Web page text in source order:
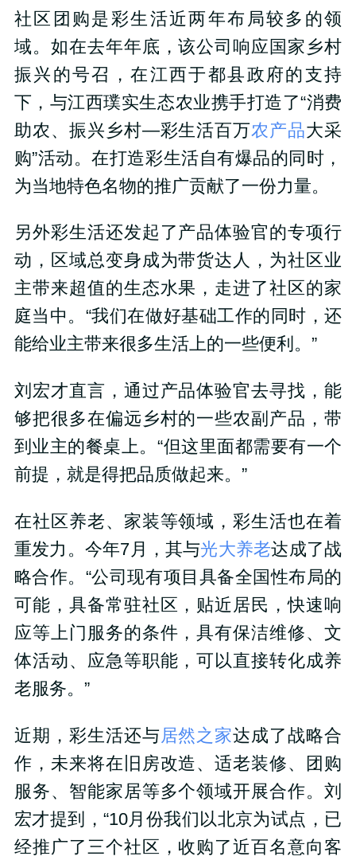
社区团购是彩生活近两年布局较多的领
域。如在去年年底，该公司响应国家乡村
振兴的号召，在江西于都县政府的支持
下，与江西璞实生态农业携手打造了“消费
助农、振兴乡村—彩生活百万农产品大采
购”活动。在打造彩生活自有爆品的同时，
为当地特色名物的推广贡献了一份力量。
另外彩生活还发起了产品体验官的专项行
动，区域总变身成为带货达人，为社区业
主带来超值的生态水果，走进了社区的家
庭当中。“我们在做好基础工作的同时，还
能给业主带来很多生活上的一些便利。”
刘宏才直言，通过产品体验官去寻找，能
够把很多在偏远乡村的一些农副产品，带
到业主的餐桌上。“但这里面都需要有一个
前提，就是得把品质做起来。”
在社区养老、家装等领域，彩生活也在着
重发力。今年7月，其与光大养老达成了战
略合作。“公司现有项目具备全国性布局的
可能，具备常驻社区，贴近居民，快速响
应等上门服务的条件，具有保洁维修、文
体活动、应急等职能，可以直接转化成养
老服务。”
近期，彩生活还与居然之家达成了战略合
作，未来将在旧房改造、适老装修、团购
服务、智能家居等多个领域开展合作。刘
宏才提到，“10月份我们以北京为试点，已
经推广了三个社区，收购了近百名意向客